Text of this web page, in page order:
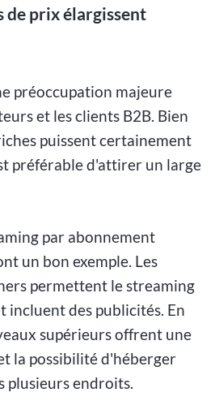
de prix élargissent
préoccupation majeure
et les clients B2B. Bien
puissent certainement
préférable d'attirer un large
par abonnement
un bon exemple. Les
permettent le streaming
incluent des publicités. En
supérieurs offrent une
la possibilité d'héberger
plusieurs endroits.